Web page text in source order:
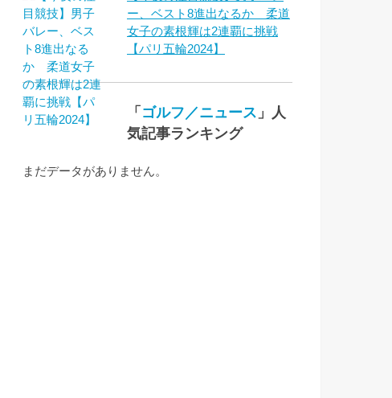
ー、ベスト8進出なるか 柔道
女子の素根輝は2連覇に挑戦
【パリ五輪2024】
「 ゴルフ／ニュース 」人
気記事ランキング
まだデータがありません。